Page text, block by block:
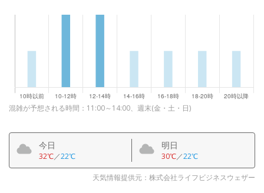
混雑が予想される時間：11:00～14:00、週末(金・土・日)
今日
32℃／22℃
明日
30℃／22℃
天気情報提供元：株式会社ライフビジネスウェザー